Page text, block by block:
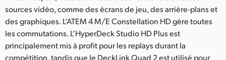
sources vidéo, comme des écrans de jeu, des arrière-plans et
des graphiques. L’ATEM 4 M/E Constellation HD gère toutes
les commutations. L’HyperDeck Studio HD Plus est
principalement mis à profit pour les replays durant la
compétition, tandis que le DeckLink Quad 2 est utilisé pour